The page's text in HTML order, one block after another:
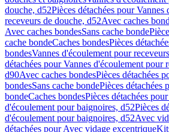
douche, d52Pièces détachées pour
receveurs de douche, d52Avec caches
Avec caches bondesSans cache bonde
cache bondeCaches bondesPièces
bondesVannes d'écoulement pour
détachées pour Vannes d'écoulement pour
d90Avec caches bondesPièces détachées
bondesSans cache bondePièces détachées
bondeCaches bondesPièces détachées
d'écoulement pour baignoires, d52Pièces
d'écoulement pour baignoires, d52Avec
détachées pour Avec vidage excentrique